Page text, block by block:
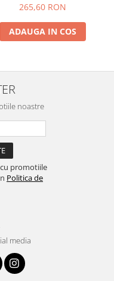
265,60 RON
ADAUGA IN COS
noastre
promotiile
Politica de
media